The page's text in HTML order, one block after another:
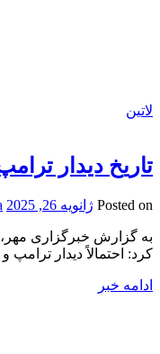
لاتین
تاریخ دیدار
Posted on ژانویه 26, 2025
به گزارش خبرگزاری مهر،
کرد: احتمالاً دیدار ترامپ و
ادامه خبر